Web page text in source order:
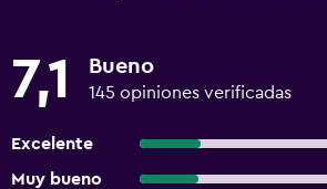
7,1 Bueno
145 opiniones verificadas
Excelente
Muy bueno